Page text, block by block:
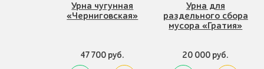
Урна чугунная
«Черниговская»
47 700 руб.
Урна для
раздельного сбора
мусора «Гратия»
20 000 руб.